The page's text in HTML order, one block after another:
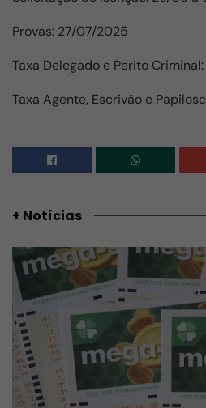
Provas: 27/07/2025
Taxa Delegado e Perito
Taxa Agente, Escrivão e
+ Notícias